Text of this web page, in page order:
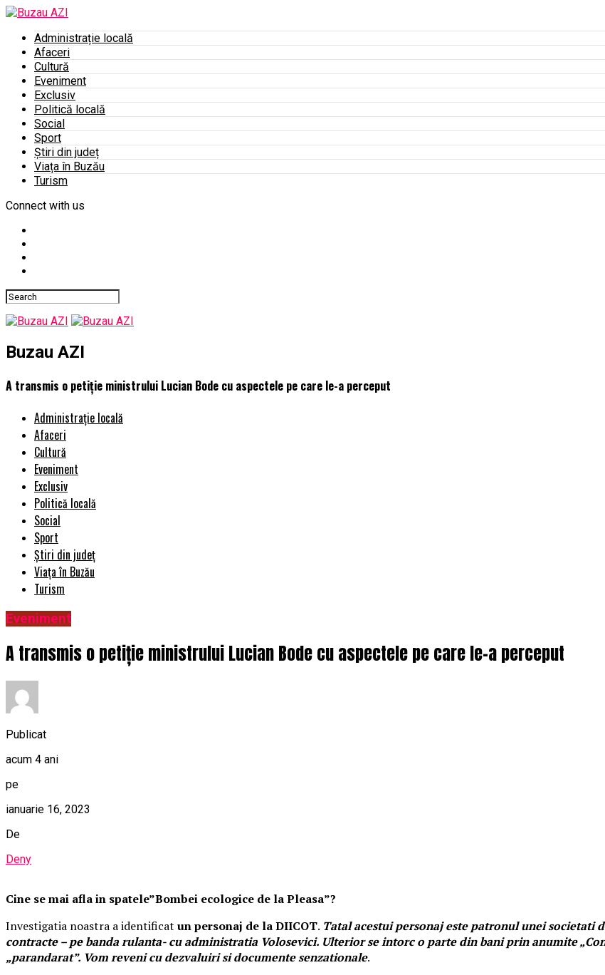
Administrație locală
Afaceri
Cultură
Eveniment
Exclusiv
Politică locală
Social
Sport
Știri din județ
Viața în Buzău
Turism
Connect with us
Buzau AZI
A transmis o petiție ministrului Lucian Bode cu aspectele pe care le-a perceput
Administrație locală
Afaceri
Cultură
Eveniment
Exclusiv
Politică locală
Social
Sport
Știri din județ
Viața în Buzău
Turism
Eveniment
A transmis o petiție ministrului Lucian Bode cu aspectele pe care le-a perceput
Publicat
acum 4 ani
pe
ianuarie 16, 2023
De
Deny
Cine se mai afla in spatele”Bombei ecologice de la Pleasa”?
Investigatia noastra a identificat un personaj de la DIICOT. Tatal acestui personaj este patronul unei
contracte – pe banda rulanta- cu administratia Volosevici. Ulterior se intorc o parte din bani prin anumite
„parandarat”. Vom reveni cu dezvaluiri si documente senzationale.